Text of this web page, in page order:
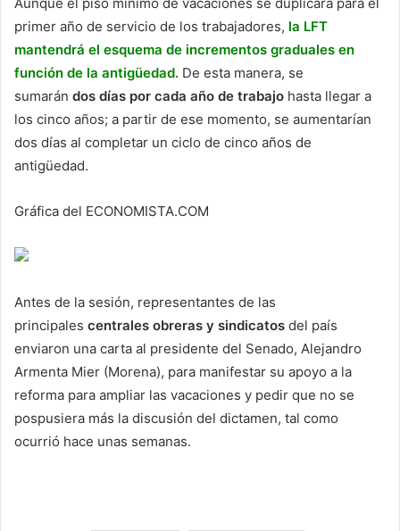
primer año de servicio de los trabajadores, la LFT
mantendrá el esquema de incrementos graduales en
función de la antigüedad. De esta manera, se
sumarán dos días por cada año de trabajo hasta llegar a
los cinco años; a partir de ese momento, se aumentarían
dos días al completar un ciclo de cinco años de
antigüedad.
Gráfica del ECONOMISTA.COM
Antes de la sesión, representantes de las
principales centrales obreras y sindicatos del país
enviaron una carta al presidente del Senado, Alejandro
Armenta Mier (Morena), para manifestar su apoyo a la
reforma para ampliar las vacaciones y pedir que no se
pospusiera más la discusión del dictamen, tal como
ocurrió hace unas semanas.